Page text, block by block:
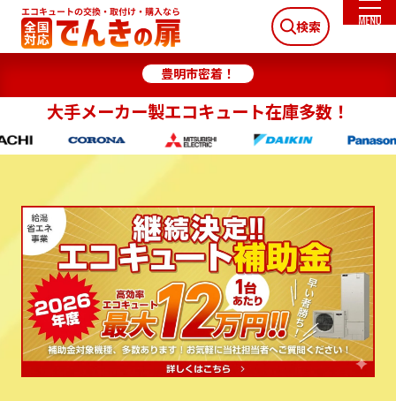
検索
豊明市密着！
大手メーカー製エコキュート在庫多数！